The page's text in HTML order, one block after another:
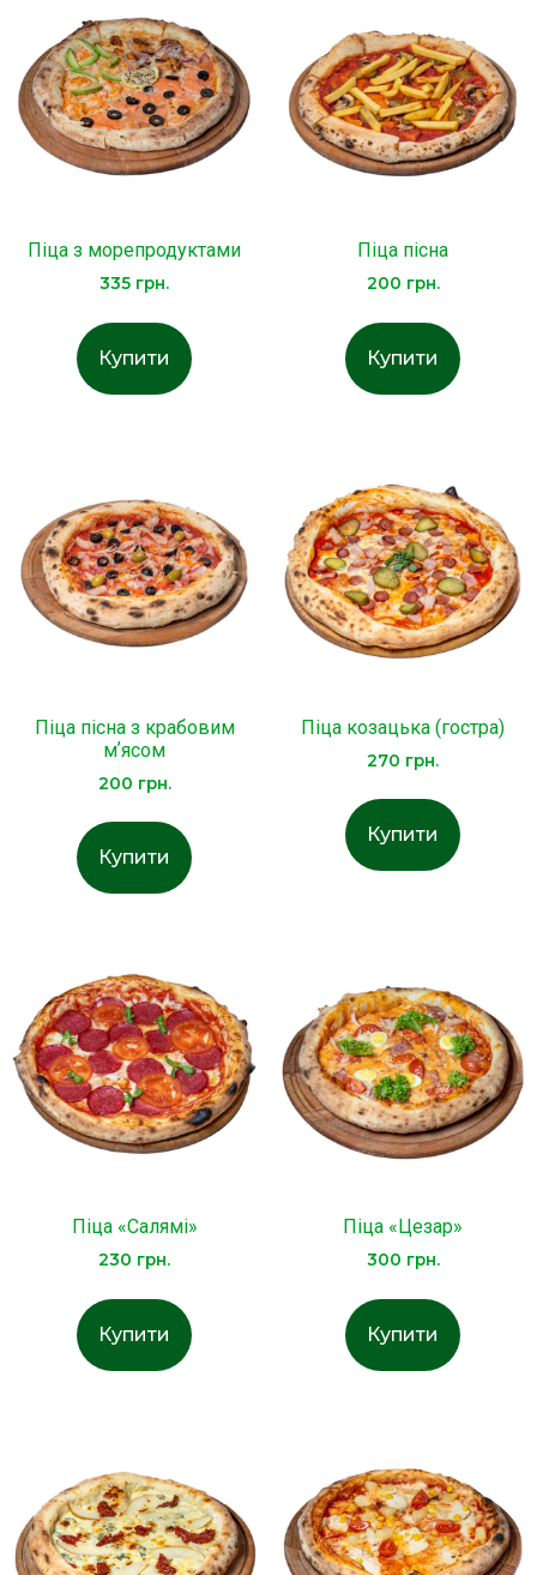
Піца з морепродуктами
335 грн.
Купити
Піца пісна
200 грн.
Купити
Піца пісна з крабовим
мʼясом
200 грн.
Купити
Піца козацька (гостра)
270 грн.
Купити
Піца «Салямі»
230 грн.
Купити
Піца «Цезар»
300 грн.
Купити